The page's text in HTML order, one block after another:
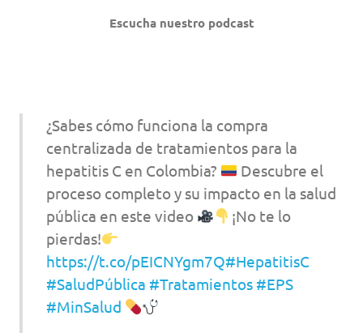
Escucha nuestro podcast
¿Sabes cómo funciona la compra
centralizada de tratamientos para la
hepatitis C en Colombia?
Descubre el
proceso completo y su impacto en la salud
pública en este video
¡No te lo
pierdas!
https://t.co/pEICNYgm7Q#HepatitisC
#SaludPública #Tratamientos #EPS
#MinSalud